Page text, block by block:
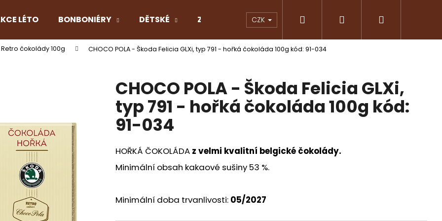
LÉTO BONBONIÉRY DĚTSKÉ Z LÁSKY ČOKOLÁDY ZNAČKOVÁ KÁVA
CZK Přihlášení
Retro čokolády 100g CHOCO POLA - Škoda Felicia GLXi, typ 791 - hořká čokoláda 100g kód: 91-034
CHOCO POLA - Škoda Felicia GLXi,
typ 791 - hořká čokoláda 100g kód:
91-034
HOŘKÁ ČOKOLÁDA z velmi kvalitní belgické čokolády.
Minimální obsah kakaové sušiny 53 %.
Minimální doba trvanlivosti: 05/2027
Co potřebujete najít?
HLEDAT
Doporučujeme